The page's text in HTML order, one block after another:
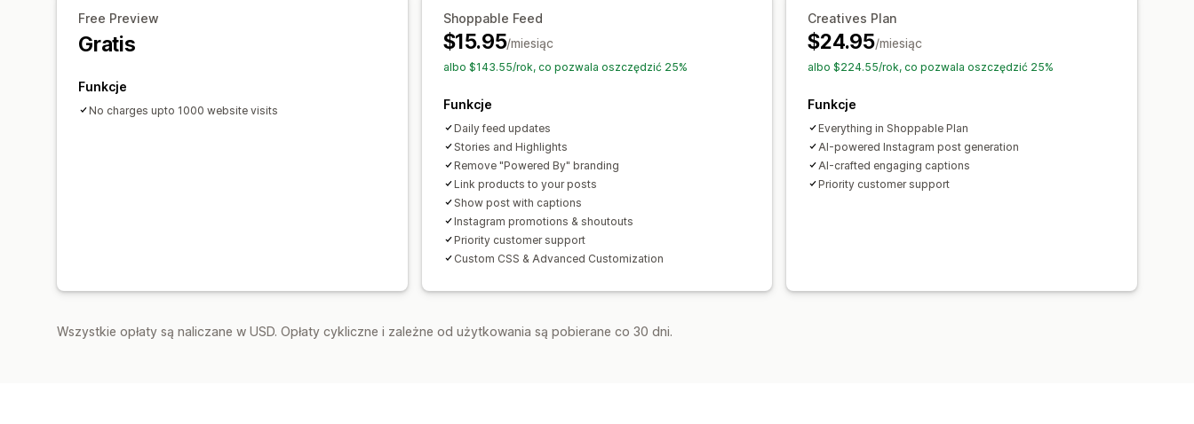
Free Preview
Gratis
Funkcje
No charges upto 1000 website visits
Shoppable Feed
$15.95/miesiąc
albo $143.55/rok, co pozwala oszczędzić 25%
Funkcje
Daily feed updates
Stories and Highlights
Remove "Powered By" branding
Link products to your posts
Show post with captions
Instagram promotions & shoutouts
Priority customer support
Custom CSS & Advanced Customization
Creatives Plan
$24.95/miesiąc
albo $224.55/rok, co pozwala oszczędzić 25%
Funkcje
Everything in Shoppable Plan
AI-powered Instagram post generation
AI-crafted engaging captions
Priority customer support
Wszystkie opłaty są naliczane w USD. Opłaty cykliczne i zależne od użytkowania są pobierane co 30 dni.